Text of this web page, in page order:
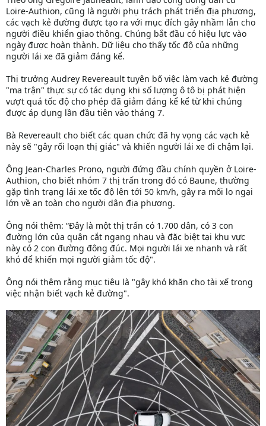
Loire-Authion, cũng là người phụ trách phát triển địa phương,
các vạch kẻ đường được tạo ra với mục đích gây nhầm lẫn cho
người điều khiển giao thông. Chúng bắt đầu có hiệu lực vào
ngày được hoàn thành. Dữ liệu cho thấy tốc độ của những
người lái xe đã giảm đáng kể.
Thị trưởng Audrey Revereault tuyên bố việc làm vạch kẻ đường
"ma trận" thực sự có tác dụng khi số lượng ô tô bị phát hiện
vượt quá tốc độ cho phép đã giảm đáng kể kể từ khi chúng
được áp dụng lần đầu tiên vào tháng 7.
Bà Revereault cho biết các quan chức đã hy vọng các vạch kẻ
này sẽ "gây rối loạn thị giác" và khiến người lái xe đi chậm lại.
Ông Jean-Charles Prono, người đứng đầu chính quyền ở Loire-
Authion, cho biết nhóm 7 thị trấn trong đó có Baune, thường
gặp tình trạng lái xe tốc độ lên tới 50 km/h, gây ra mối lo ngại
lớn về an toàn cho người dân địa phương.
Ông nói thêm: “Đây là một thị trấn có 1.700 dân, có 3 con
đường lớn của quận cắt ngang nhau và đặc biệt tại khu vực
này có 2 con đường đông đúc. Mọi người lái xe nhanh và rất
khó để khiến mọi người giảm tốc độ".
Ông nói thêm rằng mục tiêu là "gây khó khăn cho tài xế trong
việc nhận biết vạch kẻ đường".